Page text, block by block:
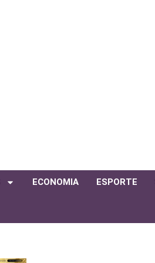
ECONOMIA ESPORTE